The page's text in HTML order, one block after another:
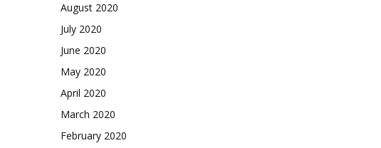
August 2020
July 2020
June 2020
May 2020
April 2020
March 2020
February 2020